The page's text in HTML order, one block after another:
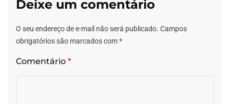
Deixe um comentário
O seu endereço de e-mail não será publicado. Campos
obrigatórios são marcados com*
Comentário *